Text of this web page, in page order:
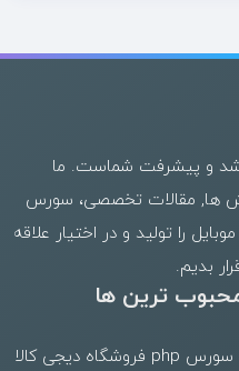
رشد و پیشرفت شماست. ما
ها, مقالات تخصصی، سورس
را تولید و در اختیار علاقه
بدیم.
ترین ها
سورس php فروشگاه دیجی کالا